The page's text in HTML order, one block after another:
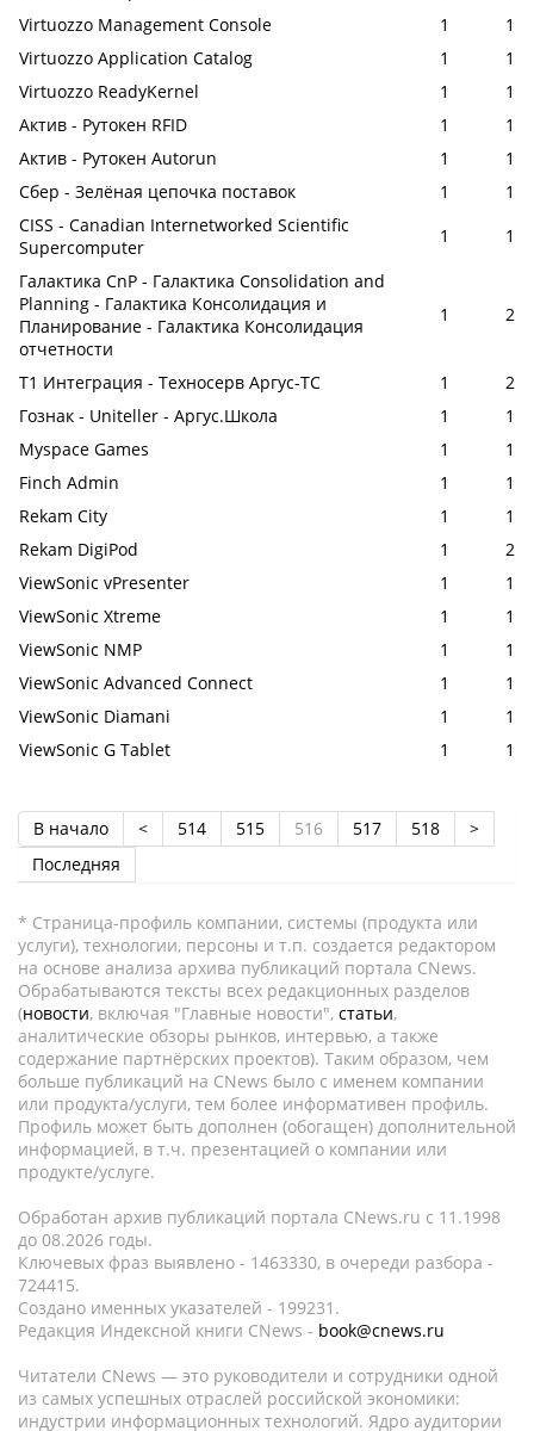
Virtuozzo Management Console
1
1
Virtuozzo Application Catalog
1
1
Virtuozzo ReadyKernel
1
1
Актив - Рутокен RFID
1
1
Актив - Рутокен Autorun
1
1
Сбер - Зелёная цепочка поставок
1
1
CISS - Canadian Internetworked Scientific
Supercomputer
1
1
Галактика CnP - Галактика Consolidation and
Planning - Галактика Консолидация и
Планирование - Галактика Консолидация
отчетности
1 2
Т1 Интеграция - Техносерв Аргус-ТС 1
2
Гознак - Uniteller - Аргус.Школа
1
1
Myspace Games
1
1
Finch Admin
1
1
Rekam City
1
1
Rekam DigiPod
1
2
ViewSonic vPresenter
1
1
ViewSonic Xtreme
1
1
ViewSonic NMP
1
1
ViewSonic Advanced Connect
1
1
ViewSonic Diamani
1
1
ViewSonic G Tablet
1 1
В начало < 514 515 516 517 518
>
Последняя
* Страница-профиль компании, системы (продукта или
услуги), технологии, персоны и т.п. создается редактором
на основе анализа архива публикаций портала CNews.
Обрабатываются тексты всех редакционных разделов
(новости, включая "Главные новости", статьи,
аналитические обзоры рынков, интервью, а также
содержание партнёрских проектов). Таким образом, чем
больше публикаций на CNews было с именем компании
или продукта/услуги, тем более информативен профиль.
Профиль может быть дополнен (обогащен) дополнительной
информацией, в т.ч. презентацией о компании или
продукте/услуге.
Обработан архив публикаций портала CNews.ru c 11.1998
до 08.2026 годы.
Ключевых фраз выявлено - 1463330, в очереди разбора -
724415.
Создано именных указателей - 199231.
Редакция Индексной книги CNews - book@cnews.ru
Читатели CNews — это руководители и сотрудники одной
из самых успешных отраслей российской экономики:
индустрии информационных технологий. Ядро аудитории